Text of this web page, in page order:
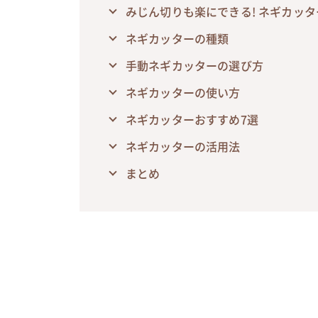
みじん切りも楽にできる! ネギカッ
ネギカッターの種類
手動ネギカッターの選び方
ネギカッターの使い方
ネギカッターおすすめ7選
ネギカッターの活用法
まとめ